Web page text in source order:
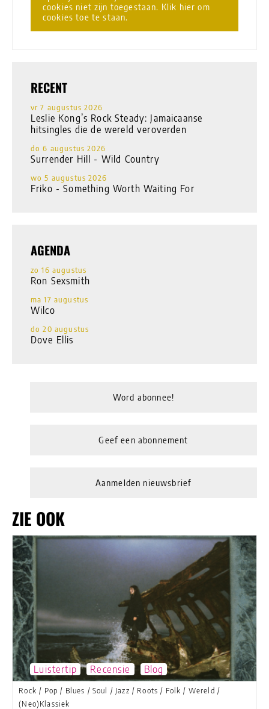
cookies niet zijn toegestaan. Klik hier om
cookies toe te staan.
RECENT
vr 7 augustus 2026
Leslie Kong’s Rock Steady: Jamaicaanse
hitsingles die de wereld veroverden
do 6 augustus 2026
Surrender Hill - Wild Country
wo 5 augustus 2026
Friko - Something Worth Waiting For
AGENDA
zo 16 augustus
Ron Sexsmith
ma 17 augustus
Wilco
do 20 augustus
Dove Ellis
Word abonnee!
Geef een abonnement
Aanmelden nieuwsbrief
ZIE OOK
Luistertip Recensie Blog
Rock / Pop / Blues / Soul / Jazz / Roots / Folk / Wereld /
(Neo)Klassiek